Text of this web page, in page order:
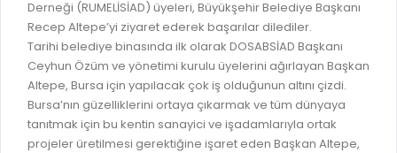
BİLGİ EDİNME
MECLİS
MECLİS ÜYELERİ
KOMİSYON ÜYELERİ
MECLİS KARARLARI
YANGIN SİGORTA E-BEYANNAME
BAŞVURU / KAYIT / SORGU
ORKESTRA KAYIT
SEYAHAT KARTI SORGULAMA
Derneği (RUMELİSİAD) üyeleri, Büyükşehir Belediye Başkanı
Recep Altepe’yi ziyaret ederek başarılar dilediler.
Tarihi belediye binasında ilk olarak DOSABSİAD Başkanı
Ceyhun Özüm ve yönetimi kurulu üyelerini ağırlayan Başkan
Altepe, Bursa için yapılacak çok iş olduğunun altını çizdi.
Bursa’nın güzelliklerini ortaya çıkarmak ve tüm dünyaya
tanıtmak için bu kentin sanayici ve işadamlarıyla ortak
projeler üretilmesi gerektiğine işaret eden Başkan Altepe,